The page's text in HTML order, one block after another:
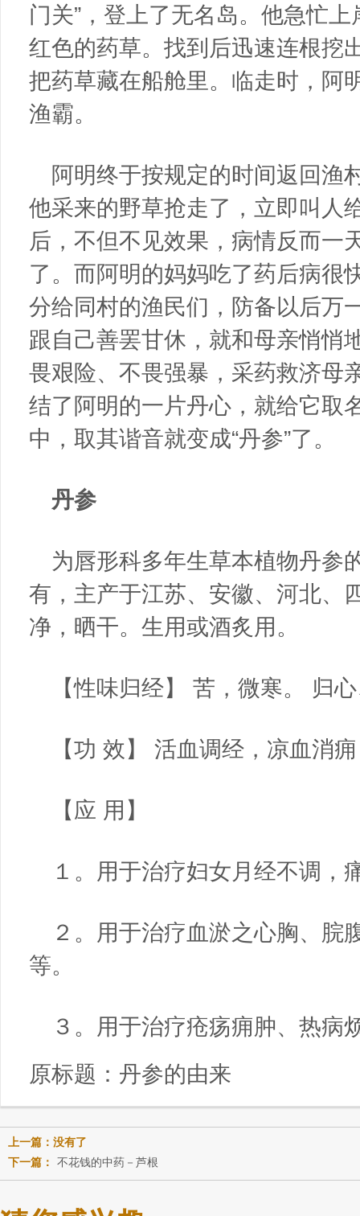
门关”，登上了无名岛。他急忙
红色的药草。找到后迅速连根挖
把药草藏在船舱里。临走时，阿
渔霸。
阿明终于按规定的时间返回渔
他采来的野草抢走了，立即叫人
后，不但不见效果，病情反而一
了。而阿明的妈妈吃了药后病很
分给同村的渔民们，防备以后万
跟自己善罢甘休，就和母亲悄悄
畏艰险、不畏强暴，采药救济母
结了阿明的一片丹心，就给它取
中，取其谐音就变成“丹参”了。
丹参
为唇形科多年生草本植物丹参
有，主产于江苏、安徽、河北、
净，晒干。生用或酒炙用。
【性味归经】 苦，微寒。 归
【功 效】 活血调经，凉血消
【应 用】
１。用于治疗妇女月经不调，
２。用于治疗血淤之心胸、脘
等。
３。用于治疗疮疡痈肿、热病
原标题： 丹参的由来
上一篇：没有了
下一篇：
不花钱的中药－芦根